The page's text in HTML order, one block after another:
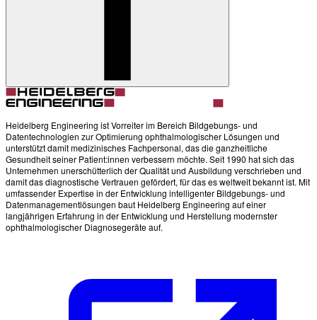
Heidelberg Engineering ist Vorreiter im Bereich Bildgebungs- und
Datentechnologien zur Optimierung ophthalmologischer Lösungen und
unterstützt damit medizinisches Fachpersonal, das die ganzheitliche
Gesundheit seiner Patient:innen verbessern möchte. Seit 1990 hat sich das
Unternehmen unerschütterlich der Qualität und Ausbildung verschrieben und
damit das diagnostische Vertrauen gefördert, für das es weltweit bekannt ist. Mit
umfassender Expertise in der Entwicklung intelligenter Bildgebungs- und
Datenmanagementlösungen baut Heidelberg Engineering auf einer
langjährigen Erfahrung in der Entwicklung und Herstellung modernster
ophthalmologischer Diagnosegeräte auf.